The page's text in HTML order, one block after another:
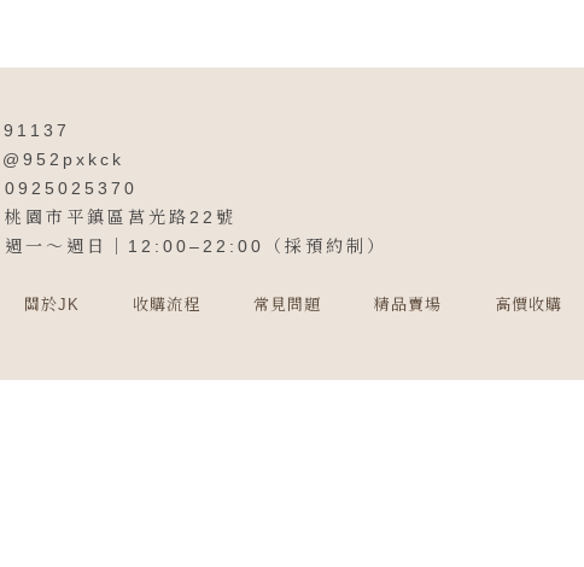
@952pxkck
0925025370
桃園市平鎮區莒光路22號
週一～週日｜12:00–22:00（採預約制）
關於JK 收購流程 常見問題 精品賣場 高價收購